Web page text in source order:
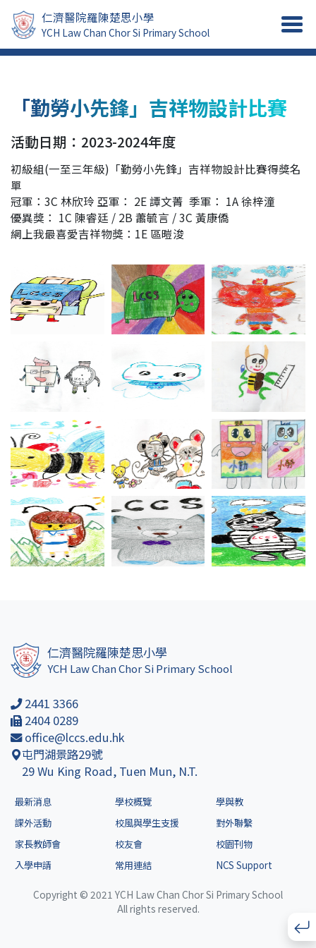
仁濟醫院羅陳楚思小學
YCH Law Chan Chor Si Primary School
「勤勞小先鋒」吉祥物設計比賽
活動日期：2023-2024年度
初級組(一至三年級)「勤勞小先鋒」吉祥物設計比賽得獎名
單
冠軍：3C 林欣玲 亞軍： 2E 譚文菁 季軍： 1A 徐梓潼
優異獎： 1C 陳睿廷 / 2B 蕭毓言 / 3C 黃康僑
網上我最喜愛吉祥物獎：1E 區暟浚
仁濟醫院羅陳楚思小學
YCH Law Chan Chor Si Primary School
2441 3366
2404 0289
office@lccs.edu.hk
屯門湖景路29號
29 Wu King Road, Tuen Mun, N.T.
最新消息 學校概覽
學與教
課外活動
校風與學生支援
對外聯繫
家長教師會
校友會
校園刊物
入學申請
常用連結 NCS Support
Copyright © 2021 YCH Law Chan Chor Si Primary School
All rights reserved.